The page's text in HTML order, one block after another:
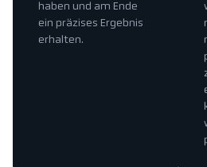
haben und am Ende
ein präzises Ergebnis
erhalten.